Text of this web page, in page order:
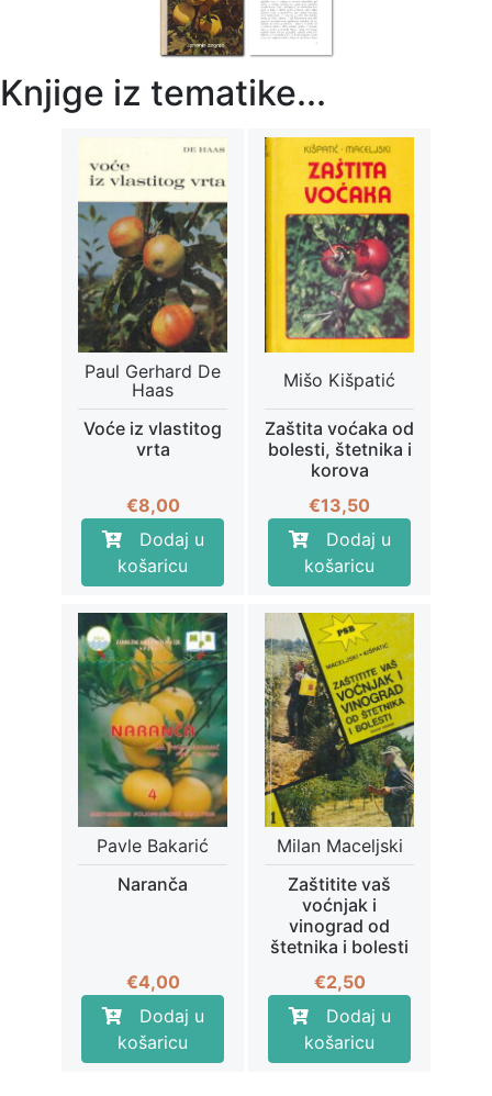
Knjige iz tematike...
Paul Gerhard De
Haas
Voće iz vlastitog
vrta
€8,00
Dodaj u
košaricu
Mišo Kišpatić
Zaštita voćaka od
bolesti, štetnika i
korova
€13,50
Dodaj u
košaricu
Pavle Bakarić
Naranča
€4,00
Dodaj u
košaricu
Milan Maceljski
Zaštitite vaš
voćnjak i
vinograd od
štetnika i bolesti
€2,50
Dodaj u
košaricu